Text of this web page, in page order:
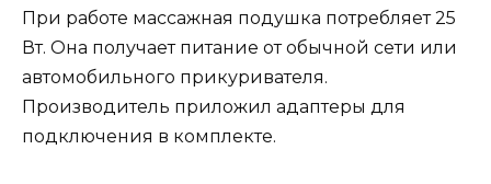
При работе массажная подушка потребляет 25
Вт. Она получает питание от обычной сети или
автомобильного прикуривателя.
Производитель приложил адаптеры для
подключения в комплекте.